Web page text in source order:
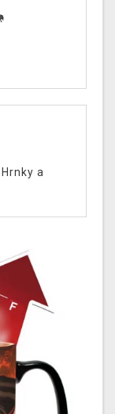
Hrnky a